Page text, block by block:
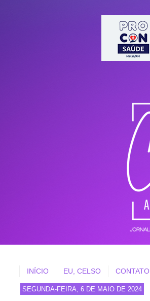
INÍCIO EU, CELSO CONTATO
SEGUNDA-FEIRA, 6 DE MAIO DE 2024